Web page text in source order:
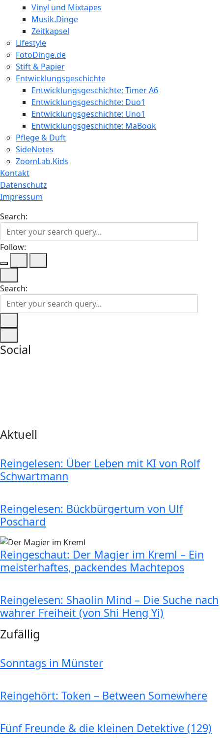
Vinyl und Mixtapes
Musik.Dinge
Zeitkapsel
Lifestyle
FotoDinge.de
Stift & Papier
Entwicklungsgeschichte
Entwicklungsgeschichte: Timer A6
Entwicklungsgeschichte: Duo1
Entwicklungsgeschichte: Uno1
Entwicklungsgeschichte: MaBook
Pflege & Duft
SideNotes
ZoomLab.Kids
Kontakt
Datenschutz
Impressum
Search:
Follow:
Search:
Social
Aktuell
Reingelesen: Über Leben mit KI von Rolf
Schwartmann
Reingelesen: Bückbürgertum von Ulf
Poschard
Reingeschaut: Der Magier im Kreml – Ein
meisterhaftes, packendes Machtepos
Reingelesen: Shaolin Mind – Die Suche nach
wahrer Freiheit (von Shi Heng Yi)
Zufällig
Sonntags in Münster
Reingehört: Token – Between Somewhere
Fünf Freunde & die kleinen Detektive (129)